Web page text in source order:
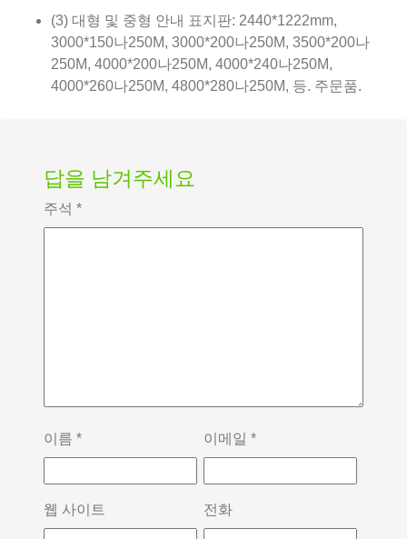
(3) 대형 및 중형 안내 표지판: 2440*1222mm,
3000*150나250M, 3000*200나250M, 3500*200나
250M, 4000*200나250M, 4000*240나250M,
4000*260나250M, 4800*280나250M, 등. 주문품.
답을 남겨주세요
주석 *
이름 * 이메일 *
웹 사이트 전화